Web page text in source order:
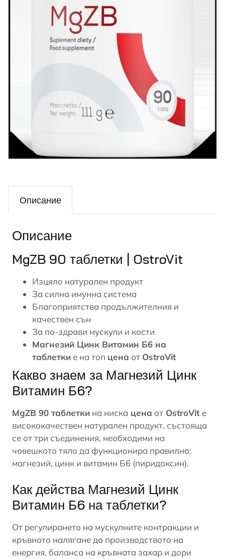
Описание
Описание
MgZB 90 таблетки | OstroVit
Изцяло натурален продукт
За силна имунна система
Благоприятства продължителния и
качествен сън
За по-здрави мускули и кости
Магнезий Цинк Витамин Б6 на
таблетки е на топ цена от OstroVit
Какво знаем за Магнезий Цинк
Витамин Б6?
MgZB 90 таблетки на ниска цена от OstroVit е
висококачествен натурален продукт, състояща
се от три съединения, необходими на
човешкото тяло да функционира правилно:
магнезий, цинк и витамин Б6 (пиридоксин).
Как действа Магнезий Цинк
Витамин Б6 на таблетки?
От регулирането на мускулните контракции и
кръвното налягане до производството на
енергия, баланса на кръвната захар и дори